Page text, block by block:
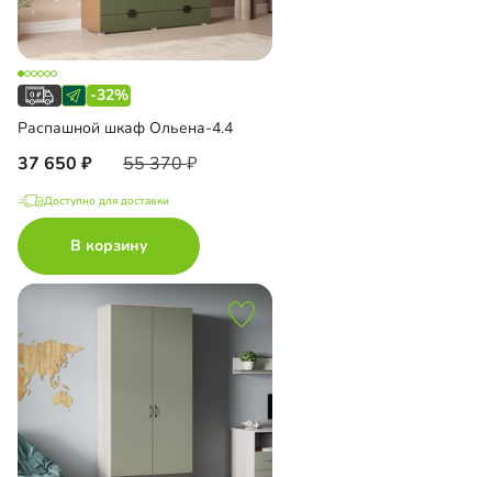
-32%
Распашной шкаф Ольена-4.4
37 650 55 370
Доступно для доставки
В корзину